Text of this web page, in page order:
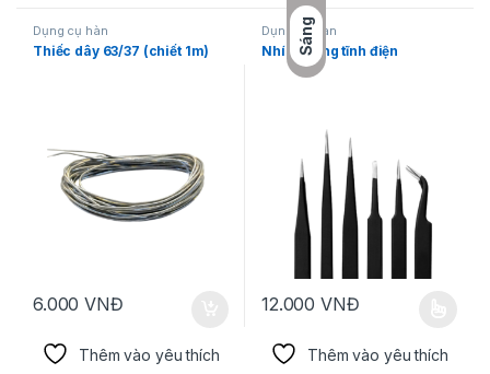
Sáng
Dụng cụ hàn
Thiếc dây 63/37 (chiết 1m)
6.000VNĐ
Thêm vào yêu thích
Dụng cụ hàn
Nhíp chống tĩnh điện
12.000VNĐ
Thêm vào yêu thích